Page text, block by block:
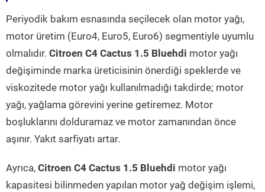
Periyodik bakım esnasında seçilecek olan motor yağı,
motor üretim (Euro4, Euro5, Euro6) segmentiyle uyumlu
olmalıdır. Citroen C4 Cactus 1.5 Bluehdi motor yağı
değişiminde marka üreticisinin önerdiği speklerde ve
viskozitede motor yağı kullanılmadığı takdirde; motor
yağı, yağlama görevini yerine getiremez. Motor
boşluklarını dolduramaz ve motor zamanından önce
aşınır. Yakıt sarfiyatı artar.
Ayrıca, Citroen C4 Cactus 1.5 Bluehdi motor yağı
kapasitesi bilinmeden yapılan motor yağ değişim işlemi,